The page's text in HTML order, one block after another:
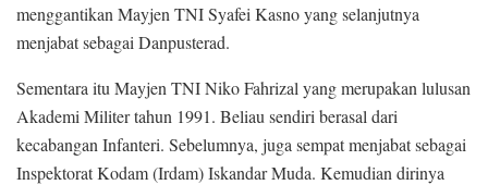
menggantikan Mayjen TNI Syafei Kasno yang selanjutnya
menjabat sebagai Danpusterad.
Sementara itu Mayjen TNI Niko Fahrizal yang merupakan lulusan
Akademi Militer tahun 1991. Beliau sendiri berasal dari
kecabangan Infanteri. Sebelumnya, juga sempat menjabat sebagai
Inspektorat Kodam (Irdam) Iskandar Muda. Kemudian dirinya